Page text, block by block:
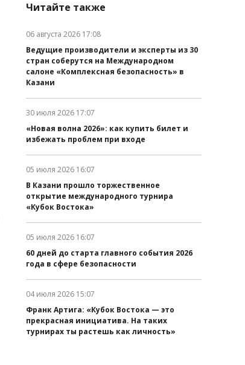
Читайте также
06 августа 2026 17:08
Ведущие производители и эксперты из 30
стран соберутся на Международном
салоне «Комплексная безопасность» в
Казани
30 июля 2026 17:07
«Новая волна 2026»: как купить билет и
избежать проблем при входе
05 июля 2026 16:07
В Казани прошло торжественное
открытие международного турнира
«Кубок Востока»
Дата публикации:
05 июля 2026 16:07
60 дней до старта главного события 2026
года в сфере безопасности
Дата публикации:
04 июля 2026 15:07
Франк Артига: «Кубок Востока — это
прекрасная инициатива. На таких
турнирах ты растешь как личность»